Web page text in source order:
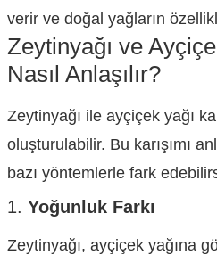
verir ve doğal yağların
Zeytinyağı ve
Nasıl Anlaşılır?
Zeytinyağı ile ayçiçek yağı
oluşturulabilir. Bu karışımı
bazı yöntemlerle fark
1. Yoğunluk Farkı
Zeytinyağı, ayçiçek yağına